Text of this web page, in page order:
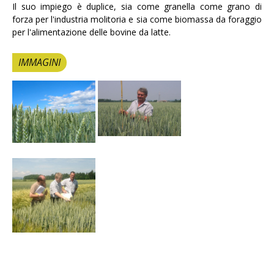
Il suo impiego è duplice, sia come granella come grano di
forza per l'industria molitoria e sia come biomassa da foraggio
per l'alimentazione delle bovine da latte.
IMMAGINI